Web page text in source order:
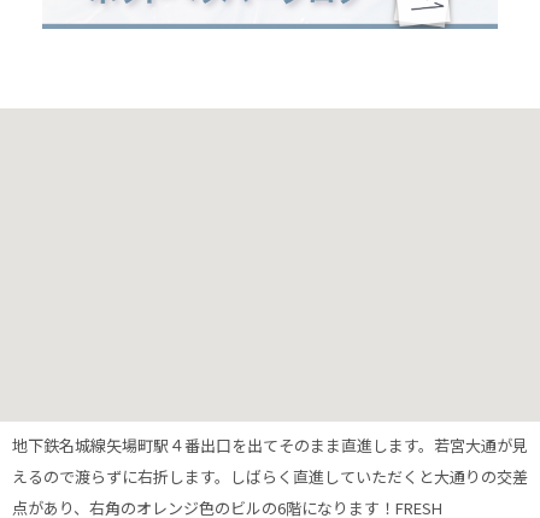
地下鉄名城線矢場町駅４番出口を出てそのまま直進します。若宮大通が見
えるので渡らずに右折します。しばらく直進していただくと大通りの交差
点があり、右角のオレンジ色のビルの6階になります！FRESH